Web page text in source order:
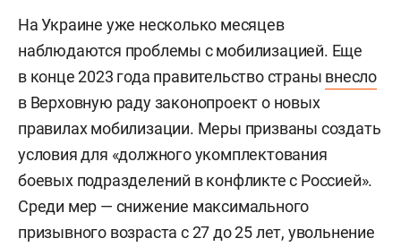
На Украине уже несколько месяцев
наблюдаются проблемы с мобилизацией. Еще
в конце 2023 года правительство страны внесло
в Верховную раду законопроект о новых
правилах мобилизации. Меры призваны создать
условия для «должного укомплектования
боевых подразделений в конфликте с Россией».
Среди мер — снижение максимального
призывного возраста с 27 до 25 лет, увольнение